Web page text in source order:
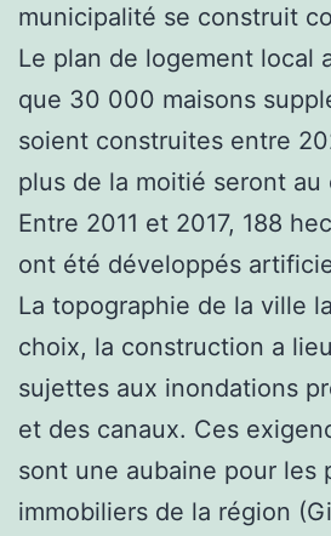
municipalité se construit
Le plan de logement local
que 30 000 maisons
soient construites entre
plus de la moitié seront
Entre 2011 et 2017, 188
ont été développés
La topographie de la ville
choix, la construction a
sujettes aux inondations
et des canaux. Ces
sont une aubaine pour les
immobiliers de la région